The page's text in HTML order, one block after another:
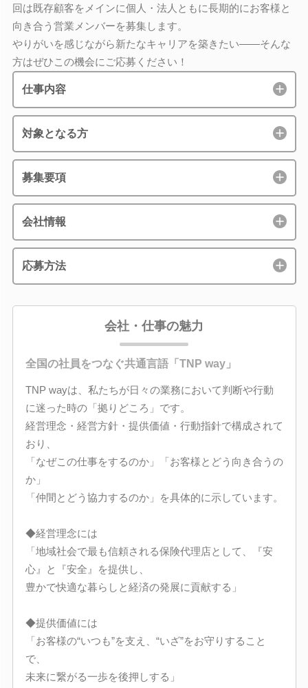
回は既存顧客をメインに個人・法人ともに長期的にお客様と
向き合う営業メンバーを募集します。
やりがいを感じながら新たなキャリアを築きたい――そんな
方はぜひこの機会にご応募ください！
仕事内容
対象となる方
募集要項
会社情報
応募方法
会社・仕事の魅力
全国の社員をつなぐ共通言語「TNP way」
TNP wayは、私たちが日々の業務において判断や行動
に迷った時の「拠りどころ」です。
経営理念・経営方針・提供価値・行動指針で構成されて
おり、
「なぜこの仕事をするのか」「お客様とどう向き合うの
か」
「仲間とどう協力するのか」を具体的に示しています。
◆経営理念には
「地域社会で最も信頼される保険代理店として、『安
心』と『安全』を提供し、
豊かで快適な暮らしと経済の発展に貢献する」
◆提供価値には
「お客様の“いつも”を支え、“いざ”をお守りすること
で、
未来に繋がる一歩を後押しする」